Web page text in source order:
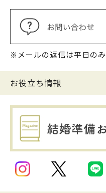
※メールの返信は平日のみ
お役立ち情報